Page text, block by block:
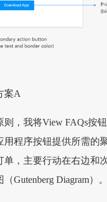
案A
则，我将View FAQs按
用程序按钮提供所需的
单，主要行动在右边和
Gutenberg Diagram）